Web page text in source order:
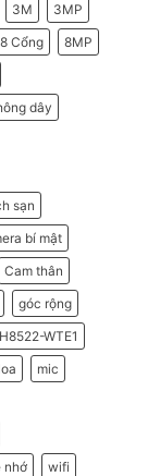
3M
3MP
8 Cổng
8MP
dây
sạn
bí mật
Cam thân
góc rộng
WTE1
loa
mic
nhớ
wifi